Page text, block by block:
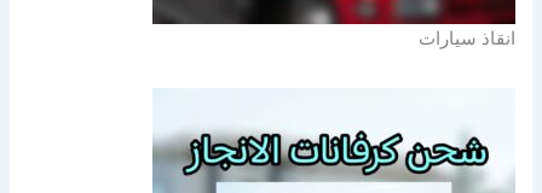
انقاذ سيارات